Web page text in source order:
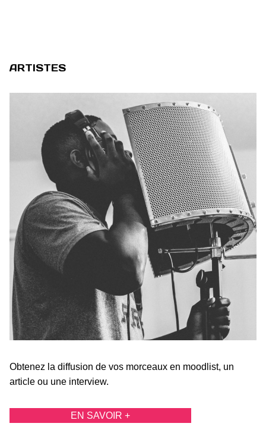
ARTISTES
Obtenez la diffusion de vos morceaux en moodlist, un
article ou une interview.
EN SAVOIR +